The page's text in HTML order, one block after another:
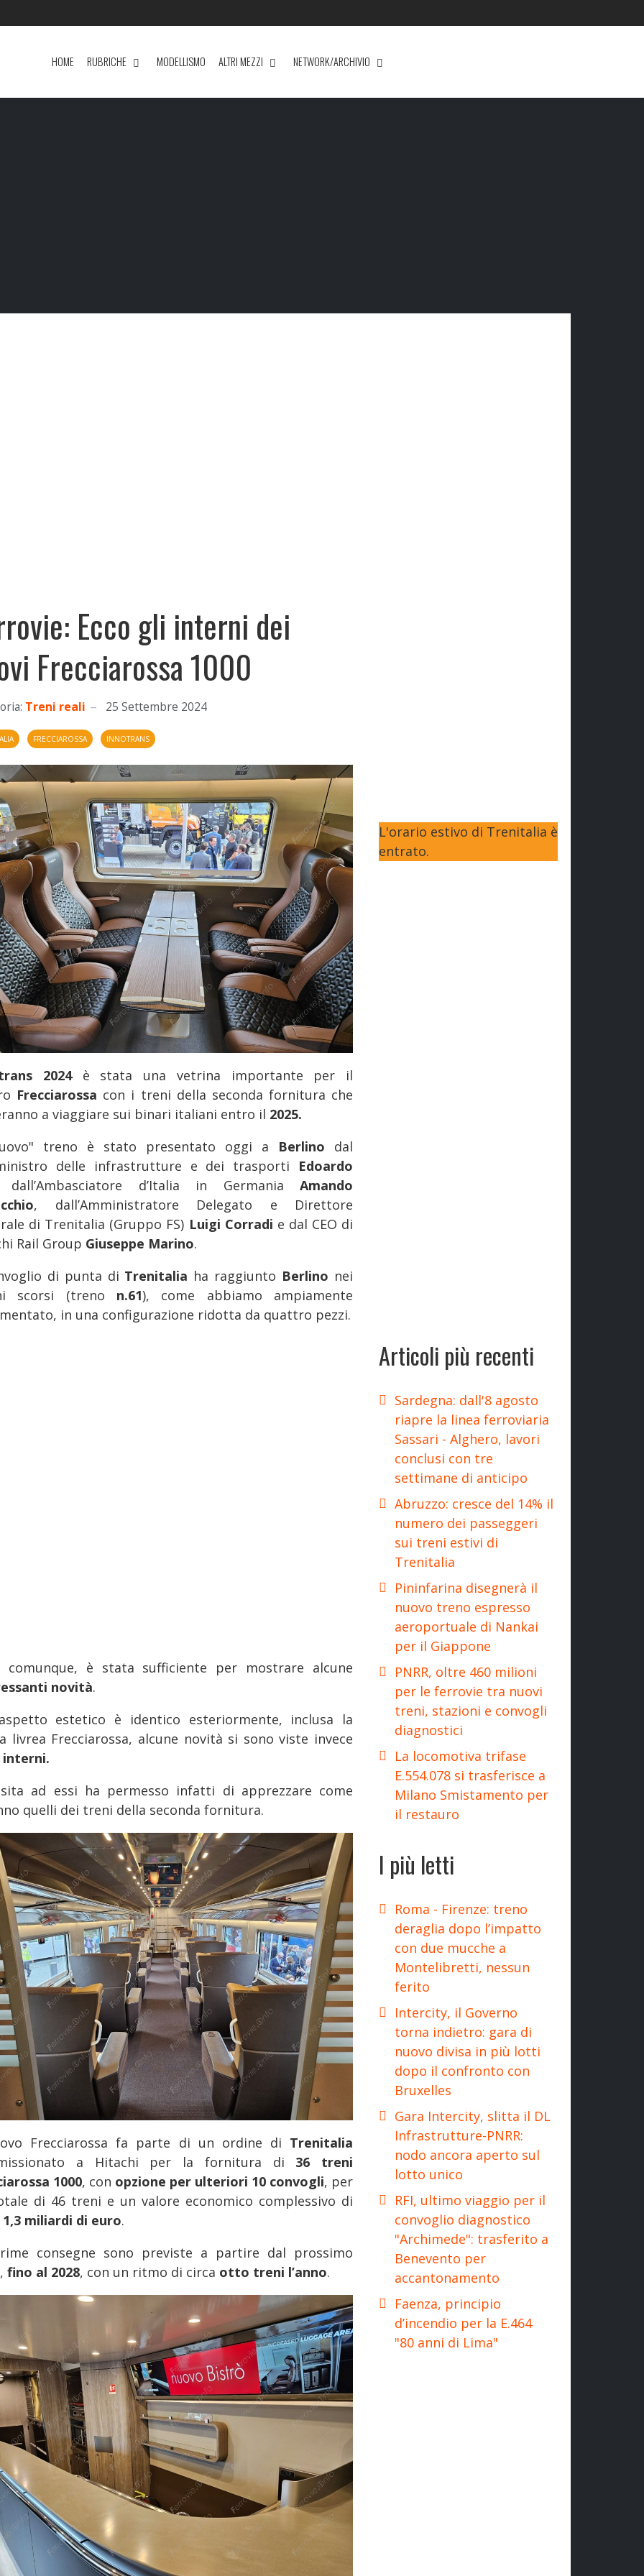
HOME RUBRICHE MODELLISMO ALTRI MEZZI NETWORK/ARCHIVIO
Ecco gli interni dei
Frecciarossa 1000
Treni reali 25 Settembre 2024
FRECCIAROSSA INNOTRANS
2024è stata una vetrina importante per il
Frecciarossa con i treni della seconda fornitura che
a viaggiare sui binari italiani entro il 2025.
treno è stato presentato oggi a Berlino dal
delle infrastrutture e dei trasporti Edoardo
d’Italia in Germania Amando
, dall’Amministratore Delegato e Direttore
di Trenitalia (Gruppo FS) Luigi Corradi e dal CEO di
Rail Group Giuseppe Marino.
di punta di Trenitalia ha raggiunto Berlino nei
scorsi (treno n.61), come abbiamo ampiamente
in una configurazione ridotta da quattro pezzi.
comunque, è stata sufficiente per mostrare alcune
novità.
estetico è identico esteriormente, inclusa la
livrea Frecciarossa, alcune novità si sono viste invece
interni.
ad essi ha permesso infatti di apprezzare come
quelli dei treni della seconda fornitura.
Frecciarossa fa parte di un ordine di Trenitalia
a Hitachi per la fornitura di 36 treni
1000, con opzione per ulteriori 10 convogli, per
di 46 treni e un valore economico complessivo di
1,3 miliardi di euro.
consegne sono previste a partire dal prossimo
fino al 2028, con un ritmo di circa otto treni l’anno.
L'orario estivo di Trenitalia è
entrato.
Articoli più recenti
Sardegna: dall'8 agosto
riapre la linea ferroviaria
Sassari - Alghero, lavori
conclusi con tre
settimane di anticipo
Abruzzo: cresce del 14% il
numero dei passeggeri
sui treni estivi di
Trenitalia
Pininfarina disegnerà il
nuovo treno espresso
aeroportuale di Nankai
per il Giappone
PNRR, oltre 460 milioni
per le ferrovie tra nuovi
treni, stazioni e convogli
diagnostici
La locomotiva trifase
E.554.078 si trasferisce a
Milano Smistamento per
il restauro
I più letti
Roma - Firenze: treno
deraglia dopo l’impatto
con due mucche a
Montelibretti, nessun
ferito
Intercity, il Governo
torna indietro: gara di
nuovo divisa in più lotti
dopo il confronto con
Bruxelles
Gara Intercity, slitta il DL
Infrastrutture-PNRR:
nodo ancora aperto sul
lotto unico
RFI, ultimo viaggio per il
convoglio diagnostico
"Archimede": trasferito a
Benevento per
accantonamento
Faenza, principio
d’incendio per la E.464
"80 anni di Lima"